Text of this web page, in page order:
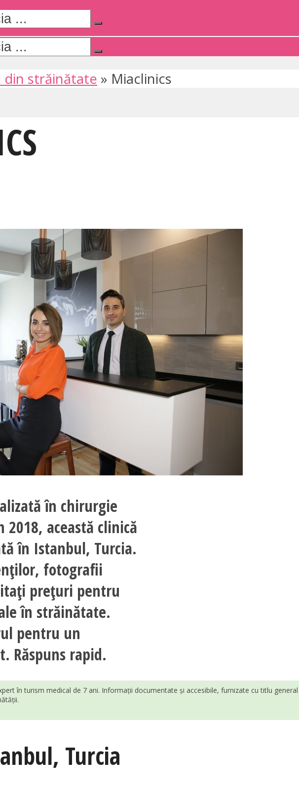
din străinătate » Miaclinics
în chirurgie
această clinică
în Istanbul, Turcia.
fotografii
prețuri pentru
în străinătate.
pentru un
Răspuns rapid.
în turism medical de 7 ani. Informații documentate și accesibile, furnizate cu titlu
, Turcia